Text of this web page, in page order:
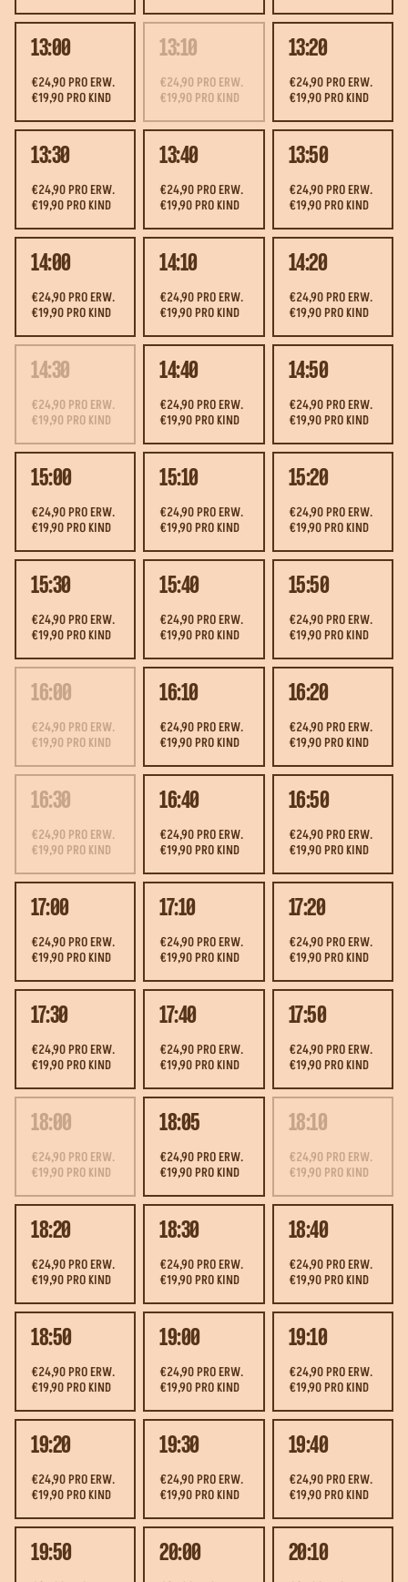
13:00
€24,90 PRO ERW.
€19,90 PRO KIND
13:10
€24,90 PRO ERW.
€19,90 PRO KIND
13:20
€24,90 PRO ERW.
€19,90 PRO KIND
13:30
€24,90 PRO ERW.
€19,90 PRO KIND
13:40
€24,90 PRO ERW.
€19,90 PRO KIND
13:50
€24,90 PRO ERW.
€19,90 PRO KIND
14:00
€24,90 PRO ERW.
€19,90 PRO KIND
14:10
€24,90 PRO ERW.
€19,90 PRO KIND
14:20
€24,90 PRO ERW.
€19,90 PRO KIND
14:30
€24,90 PRO ERW.
€19,90 PRO KIND
14:40
€24,90 PRO ERW.
€19,90 PRO KIND
14:50
€24,90 PRO ERW.
€19,90 PRO KIND
15:00
€24,90 PRO ERW.
€19,90 PRO KIND
15:10
€24,90 PRO ERW.
€19,90 PRO KIND
15:20
€24,90 PRO ERW.
€19,90 PRO KIND
15:30
€24,90 PRO ERW.
€19,90 PRO KIND
15:40
€24,90 PRO ERW.
€19,90 PRO KIND
15:50
€24,90 PRO ERW.
€19,90 PRO KIND
16:00
€24,90 PRO ERW.
€19,90 PRO KIND
16:10
€24,90 PRO ERW.
€19,90 PRO KIND
16:20
€24,90 PRO ERW.
€19,90 PRO KIND
16:30
€24,90 PRO ERW.
€19,90 PRO KIND
16:40
€24,90 PRO ERW.
€19,90 PRO KIND
16:50
€24,90 PRO ERW.
€19,90 PRO KIND
17:00
€24,90 PRO ERW.
€19,90 PRO KIND
17:10
€24,90 PRO ERW.
€19,90 PRO KIND
17:20
€24,90 PRO ERW.
€19,90 PRO KIND
17:30
€24,90 PRO ERW.
€19,90 PRO KIND
17:40
€24,90 PRO ERW.
€19,90 PRO KIND
17:50
€24,90 PRO ERW.
€19,90 PRO KIND
18:00
€24,90 PRO ERW.
€19,90 PRO KIND
18:05
€24,90 PRO ERW.
€19,90 PRO KIND
18:10
€24,90 PRO ERW.
€19,90 PRO KIND
18:20
€24,90 PRO ERW.
€19,90 PRO KIND
18:30
€24,90 PRO ERW.
€19,90 PRO KIND
18:40
€24,90 PRO ERW.
€19,90 PRO KIND
18:50
€24,90 PRO ERW.
€19,90 PRO KIND
19:00
€24,90 PRO ERW.
€19,90 PRO KIND
19:10
€24,90 PRO ERW.
€19,90 PRO KIND
19:20
€24,90 PRO ERW.
€19,90 PRO KIND
19:30
€24,90 PRO ERW.
€19,90 PRO KIND
19:40
€24,90 PRO ERW.
€19,90 PRO KIND
19:50 20:00 20:10